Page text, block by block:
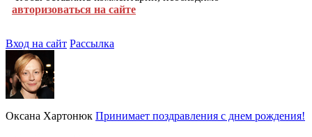
авторизоваться на сайте
Вход на сайт Рассылка
Оксана Хартонюк Принимает поздравления с днем рождения!